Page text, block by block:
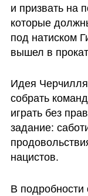
и призвать на
которые
под натиском
вышел в
Идея
собрать
играть без
задание:
нацистов.
В